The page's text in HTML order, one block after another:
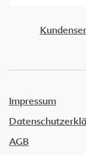
Impressum
AGB